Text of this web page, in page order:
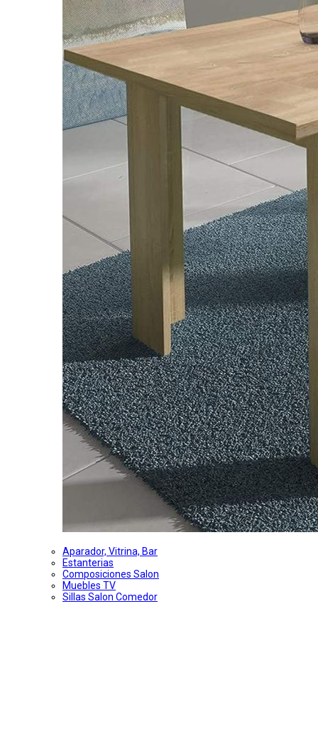
Aparador, Vitrina, Bar
Estanterias
Composiciones Salon
Muebles TV
Sillas Salon Comedor